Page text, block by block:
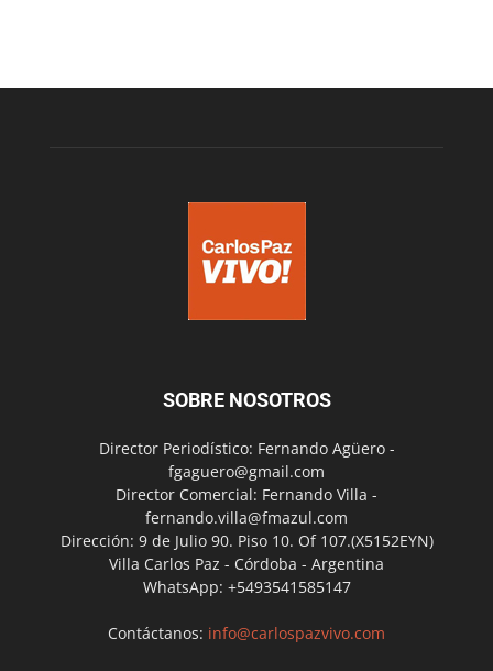
SOBRE NOSOTROS
Director Periodístico: Fernando Agüero -
fgaguero@gmail.com
Director Comercial: Fernando Villa -
fernando.villa@fmazul.com
Dirección: 9 de Julio 90. Piso 10. Of 107.(X5152EYN)
Villa Carlos Paz - Córdoba - Argentina
WhatsApp: +5493541585147
Contáctanos: info@carlospazvivo.com